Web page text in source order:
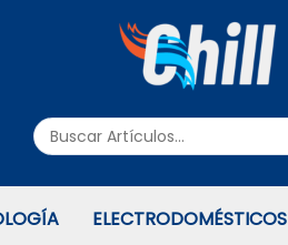
ELECTRODOMÉSTICOS